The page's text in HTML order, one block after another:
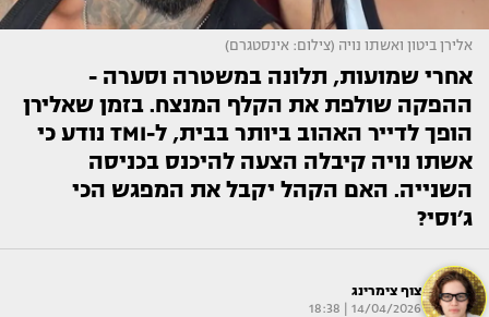
אלירן ביטון ואשתו נויה (צילום: אינסטגרם)
אחרי שמועות, תלונה במשטרה וסערה -
ההפקה שולפת את הקלף המנצח. בזמן שאלירן
הופך לדייר האהוב ביותר בבית, ל-TMI נודע כי
אשתו נויה קיבלה הצעה להיכנס בכניסה
השנייה. האם הקהל יקבל את המפגש הכי
ג׳וסי?
צוף צימרינג
14/04/2026 | 18:38